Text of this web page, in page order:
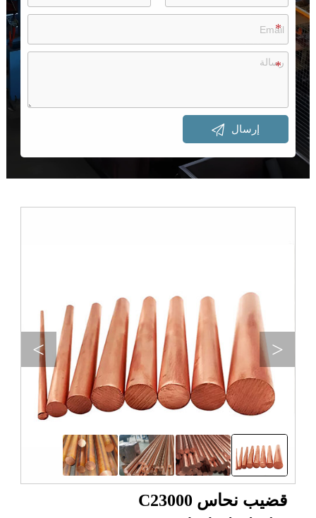
إرسال 
<
>
قضيب نحاس C23000